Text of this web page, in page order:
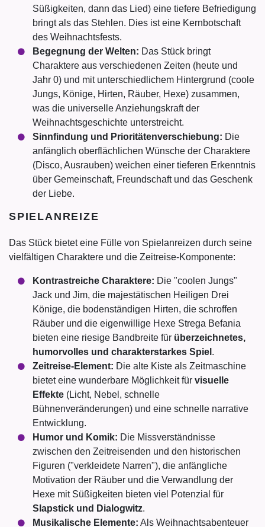
Süßigkeiten, dann das Lied) eine tiefere Befriedigung
bringt als das Stehlen. Dies ist eine Kernbotschaft
des Weihnachtsfests.
Begegnung der Welten: Das Stück bringt
Charaktere aus verschiedenen Zeiten (heute und
Jahr 0) und mit unterschiedlichem Hintergrund (coole
Jungs, Könige, Hirten, Räuber, Hexe) zusammen,
was die universelle Anziehungskraft der
Weihnachtsgeschichte unterstreicht.
Sinnfindung und Prioritätenverschiebung: Die
anfänglich oberflächlichen Wünsche der Charaktere
(Disco, Ausrauben) weichen einer tieferen Erkenntnis
über Gemeinschaft, Freundschaft und das Geschenk
der Liebe.
SPIELANREIZE
Das Stück bietet eine Fülle von Spielanreizen durch seine
vielfältigen Charaktere und die Zeitreise-Komponente:
Kontrastreiche Charaktere: Die "coolen Jungs"
Jack und Jim, die majestätischen Heiligen Drei
Könige, die bodenständigen Hirten, die schroffen
Räuber und die eigenwillige Hexe Strega Befania
bieten eine riesige Bandbreite für überzeichnetes,
humorvolles und charakterstarkes Spiel .
Zeitreise-Element: Die alte Kiste als Zeitmaschine
bietet eine wunderbare Möglichkeit für visuelle
Effekte (Licht, Nebel, schnelle
Bühnenveränderungen) und eine schnelle narrative
Entwicklung.
Humor und Komik: Die Missverständnisse
zwischen den Zeitreisenden und den historischen
Figuren ("verkleidete Narren"), die anfängliche
Motivation der Räuber und die Verwandlung der
Hexe mit Süßigkeiten bieten viel Potenzial für
Slapstick und Dialogwitz.
Musikalische Elemente: Als Weihnachtsabenteuer